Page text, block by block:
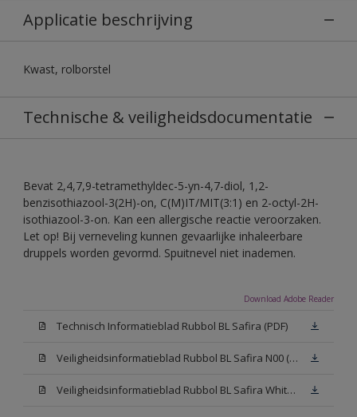
Applicatie beschrijving
Kwast, rolborstel
Technische & veiligheidsdocumentatie
Bevat 2,4,7,9-tetramethyldec-5-yn-4,7-diol, 1,2-
benzisothiazool-3(2H)-on, C(M)IT/MIT(3:1) en 2-octyl-2H-
isothiazool-3-on. Kan een allergische reactie veroorzaken.
Let op! Bij verneveling kunnen gevaarlijke inhaleerbare
druppels worden gevormd. Spuitnevel niet inademen.
Download Adobe Reader
Technisch Informatieblad Rubbol BL Safira (PDF)
Veiligheidsinformatieblad Rubbol BL Safira N00 (MSDS)
Veiligheidsinformatieblad Rubbol BL Safira White W05 (MSDS)